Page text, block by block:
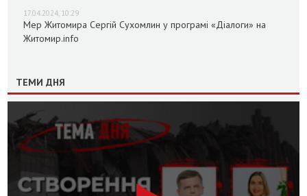
17.04.2024, 10:29
Мер Житомира Сергій Сухомлин у програмі «Діалоги» на
Житомир.info
ТЕМИ ДНЯ